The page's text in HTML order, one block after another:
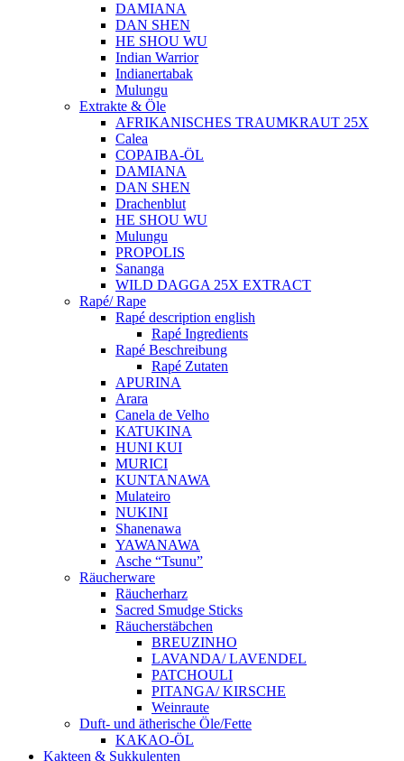
DAMIANA
DAN SHEN
HE SHOU WU
Indian Warrior
Indianertabak
Mulungu
Extrakte & Öle
AFRIKANISCHES TRAUMKRAUT 25X
Calea
COPAIBA-ÖL
DAMIANA
DAN SHEN
Drachenblut
HE SHOU WU
Mulungu
PROPOLIS
Sananga
WILD DAGGA 25X EXTRACT
Rapé/ Rape
Rapé description english
Rapé Ingredients
Rapé Beschreibung
Rapé Zutaten
APURINA
Arara
Canela de Velho
KATUKINA
HUNI KUI
MURICI
KUNTANAWA
Mulateiro
NUKINI
Shanenawa
YAWANAWA
Asche “Tsunu”
Räucherware
Räucherharz
Sacred Smudge Sticks
Räucherstäbchen
BREUZINHO
LAVANDA/ LAVENDEL
PATCHOULI
PITANGA/ KIRSCHE
Weinraute
Duft- und ätherische Öle/Fette
KAKAO-ÖL
Kakteen & Sukkulenten